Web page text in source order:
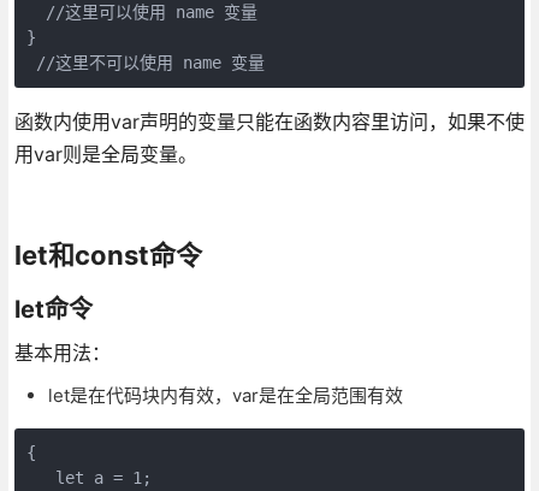
  //这里可以使用 name 变量
}
//这里不可以使用 name 变量
函数内使用var声明的变量只能在函数内容里访问，如果不使
用var则是全局变量。
let和const命令
let命令
基本用法：
let是在代码块内有效，var是在全局范围有效
{
   let a = 1;